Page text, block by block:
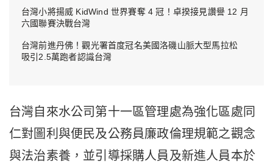
台灣小將揚威 KidWind 世界賽奪 4 冠！卓揆接見讚譽 12 月
六國聯賽決戰台灣
台灣前進丹佛！觀光署首度冠名美國洛磯山脈大型馬拉松
吸引2.5萬跑者認識台灣
台灣自來水公司第十一區管理處為強化區處同
仁對圖利與便民及公務員廉政倫理規範之觀念
與法治素養，並引導採購人員及新進人員本於